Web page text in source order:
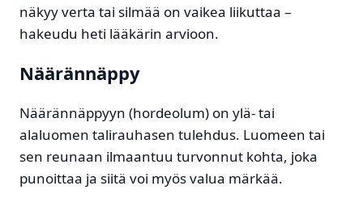
näkyy verta tai silmää on vaikea liikuttaa –
hakeudu heti lääkärin arvioon.
Näärännäppy
Näärännäppyyn (hordeolum) on ylä- tai
alaluomen talirauhasen tulehdus. Luomeen tai
sen reunaan ilmaantuu turvonnut kohta, joka
punoittaa ja siitä voi myös valua märkää.